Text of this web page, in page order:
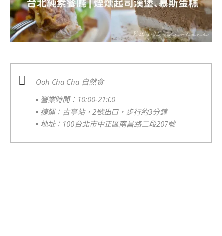
Ooh Cha Cha 自然食
▪️ 營業時間：10:00-21:00
▪️ 捷運：古亭站，2號出口，步行約3分鐘
▪️ 地址：100台北市中正區南昌路二段207號